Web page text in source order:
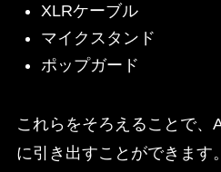
XLRケーブル
マイクスタンド
ポップガード
これらをそろえることで、
に引き出すことができます